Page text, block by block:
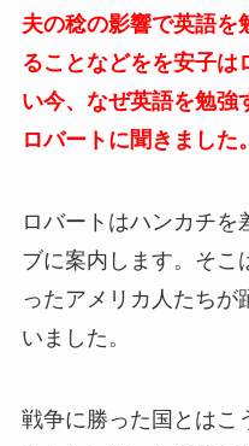
夫の稔の影響で英語を
ることなどをを安子は
い今、なぜ英語を勉強
ロバートに聞きました。
ロバートはハンカチを
ブに案内します。そこ
ったアメリカ人たちが
いました。
戦争に勝った国とはこ